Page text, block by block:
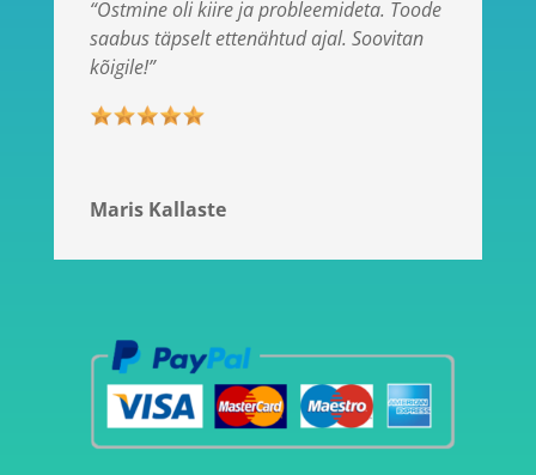
“Ostmine oli kiire ja probleemideta. Toode
saabus täpselt ettenähtud ajal. Soovitan
kõigile!”
Maris Kallaste